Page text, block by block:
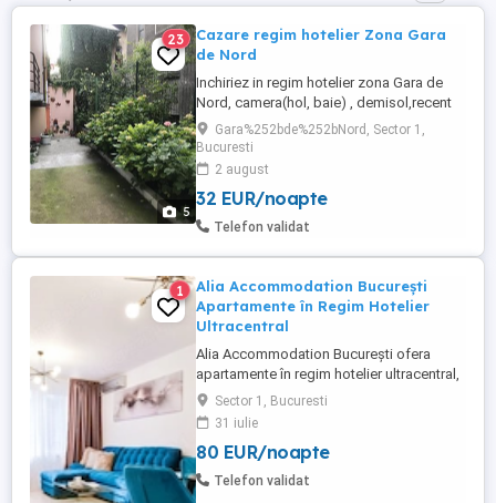
5
23
Cazare regim hotelier Zona Gara
de Nord
Inchiriez in regim hotelier zona Gara de
Nord, camera(hol, baie) , demisol,recent
renovat, acces facil catre toate mijloacele
de transport. Utilita?i - apa,
curent,canalizare Acces internet- wireless
Finisaje- recent renovat, parchet, gresie
Dotari- canapea, minifrigider, fierbator apa
Gara%252bde%252bNord, Sector 1,
Bucuresti
2 august
32 EUR/noapte
Telefon validat
1
Alia Accommodation București
Apartamente în Regim Hotelier
Ultracentral
Alia Accommodation București ofera
apartamente în regim hotelier ultracentral,
aproape de Centru Vechi și Calea Victoriei.
În inima Bucureștiului, foarte aproape de
Universitate, Sala Palatului, Centru Vechi și
Calea Victoriei Apartament complet
mobilat și utilat Living separat și dormitor
Sector 1, Bucuresti
31 iulie
80 EUR/noapte
Telefon validat